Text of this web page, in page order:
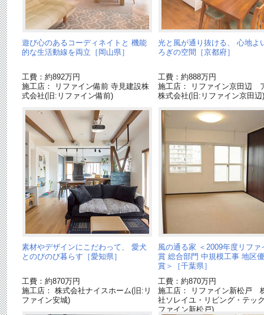
遊び心のあるコーディネイトと 機能
的な生活動線を両立［岡山県］
工費：約892万円
施工店： リファイン備前 寺見建設株
式会社(旧:リファイン備前)
光と風が通り抜ける、 心地よ
ろぎの空間［京都府］
工費：約888万円
施工店： リファイン京田辺
株式会社(旧:リファイン京田辺)
素材やデザインにこだわって、 愛犬
とのびのび暮らす［愛知県］
工費：約870万円
施工店： 株式会社ナイスホーム(旧:リ
ファイン安城)
風の通る家 ＜2009年度リファ
賞 総合部門 中規模工事 地区
賞＞［千葉県］
工費：約870万円
施工店： リファイン新松戸
社ソレイユ・リビング・テッ
ファイン新松戸)